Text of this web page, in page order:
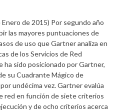
de 2015) Por segundo año
las mayores puntuaciones de
de uso que Gartner analiza en
de los Servicios de Red
ha sido posicionado por Gartner,
su Cuadrante Mágico de
undécima vez. Gartner evalúa
red en función de siete criterios
y de ocho criterios acerca